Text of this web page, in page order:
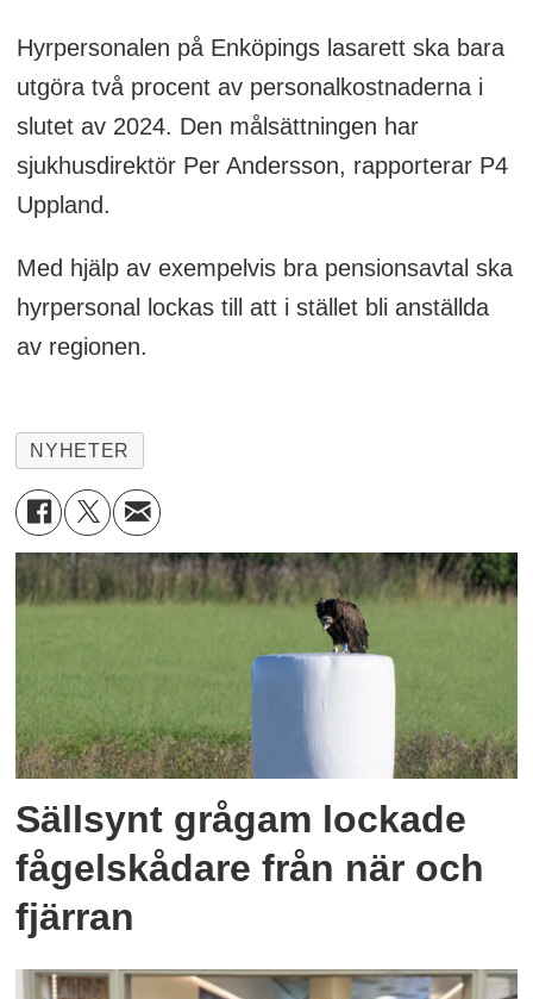
Hyrpersonalen på Enköpings lasarett ska bara
utgöra två procent av personalkostnaderna i
slutet av 2024. Den målsättningen har
sjukhusdirektör Per Andersson, rapporterar P4
Uppland.
Med hjälp av exempelvis bra pensionsavtal ska
hyrpersonal lockas till att i stället bli anställda
av regionen.
NYHETER
Sällsynt grågam lockade
fågelskådare från när och
fjärran